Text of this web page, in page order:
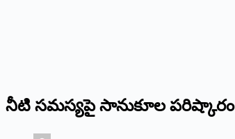
నీటి సమస్యపై సానుకూల పరిష్కారం